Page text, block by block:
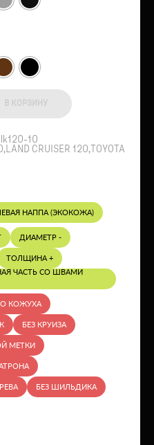
В КОРЗИНУ
10
,LAND CRUISER 120,TOYOTA
НАППА (ЭКОКОЖА)
ДИАМЕТР -
ТОЛЩИНА +
ЧАСТЬ СО ШВАМИ
КОЖУХА
БЕЗ КРУИЗА
МЕТКИ
БЕЗ ШИЛЬДИКА